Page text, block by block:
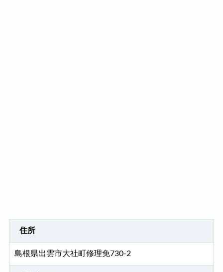
住所
島根県出雲市大社町修理免730-2